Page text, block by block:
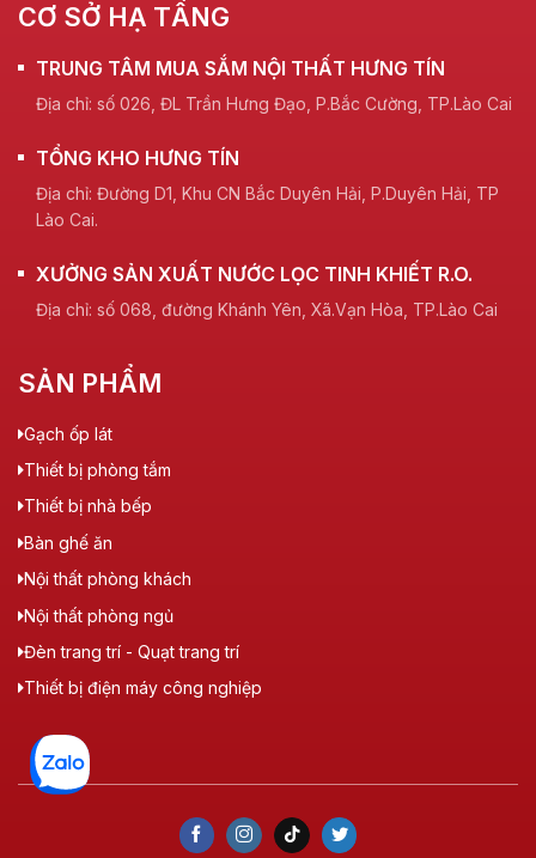
CƠ SỞ HẠ TẦNG
TRUNG TÂM MUA SẮM NỘI THẤT HƯNG TÍN
Địa chỉ: số 026, ĐL Trần Hưng Đạo, P.Bắc Cường, TP.Lào Cai
TỔNG KHO HƯNG TÍN
Địa chỉ: Đường D1, Khu CN Bắc Duyên Hải, P.Duyên Hải, TP
Lào Cai.
XƯỞNG SẢN XUẤT NƯỚC LỌC TINH KHIẾT R.O.
Địa chỉ: số 068, đường Khánh Yên, Xã.Vạn Hòa, TP.Lào Cai
SẢN PHẨM
Gạch ốp lát
Thiết bị phòng tắm
Thiết bị nhà bếp
Bàn ghế ăn
Nội thất phòng khách
Nội thất phòng ngủ
Đèn trang trí - Quạt trang trí
Thiết bị điện máy công nghiệp